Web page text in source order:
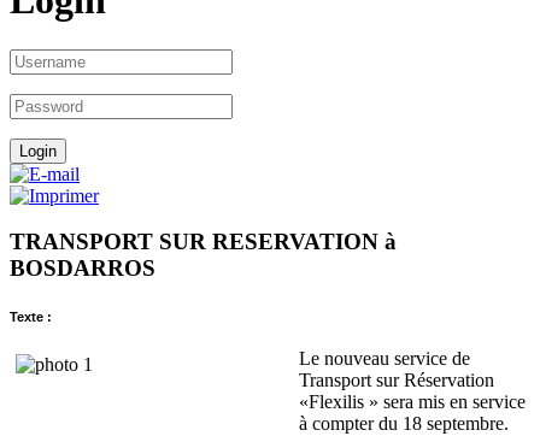
TRANSPORT SUR RESERVATION à
BOSDARROS
Texte :
Le nouveau service de
Transport sur Réservation
«Flexilis » sera mis en service
à compter du 18 septembre.